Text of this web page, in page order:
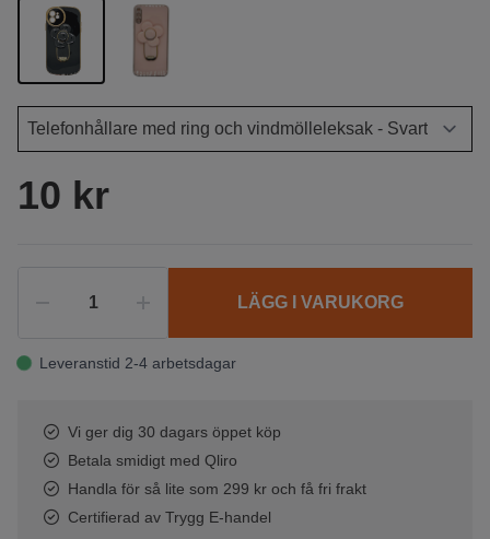
10 kr
LÄGG I VARUKORG
Leveranstid 2-4 arbetsdagar
Vi ger dig 30 dagars öppet köp
Betala smidigt med Qliro
Handla för så lite som 299 kr och få fri frakt
Certifierad av Trygg E-handel